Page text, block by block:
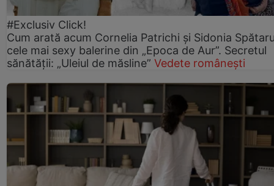
#Exclusiv Click!
Cum arată acum Cornelia Patrichi și Sidonia
cele mai sexy balerine din „Epoca de Aur”. Secretul
sănătății: „Uleiul de măsline” Vedete românești